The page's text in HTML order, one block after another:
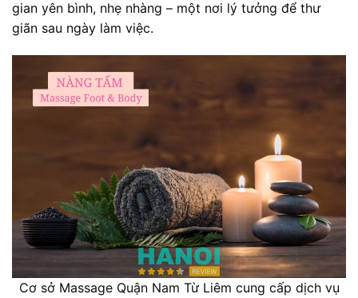
gian yên bình, nhẹ nhàng – một nơi lý tưởng để thư
giãn sau ngày làm việc.
Cơ sở Massage Quận Nam Từ Liêm cung cấp dịch vụ